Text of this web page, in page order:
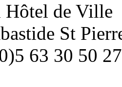
Hôtel de Ville
St
63 30 50 27